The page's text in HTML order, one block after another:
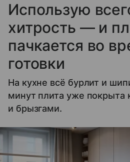
Использую
хитрость — и
пачкается во
готовки
На кухне всё бурлит и
минут плита уже покрыта
и брызгами.